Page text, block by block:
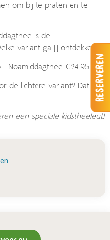
om bij te praten en te
is de
variant ga jij ontdekken?
| Noamiddagthee €24,95 p.p.
de lichtere variant? Dat kan
een speciale kidstheeleut!
Reserveren